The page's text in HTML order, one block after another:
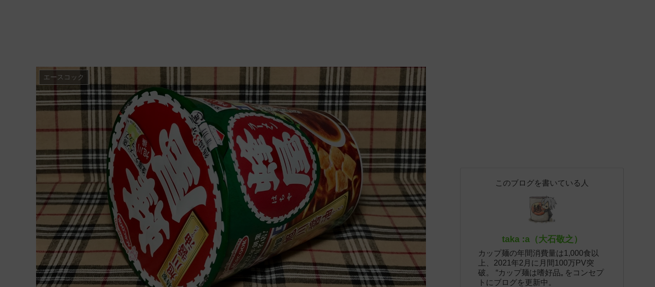
エースコック
このブログを書いている人
taka :a（大石敬之）
カップ麺の年間消費量は1,000食以
上、2021年2月に月間100万PV突
破。 “カップ麺は嗜好品„ をコンセプ
トにブログを更新中。